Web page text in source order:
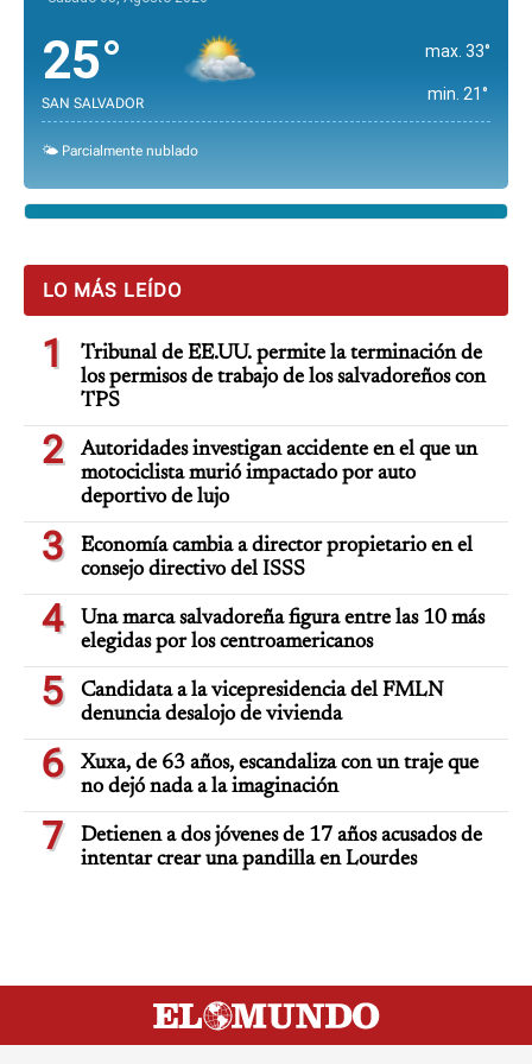
25°
SAN SALVADOR
max. 33°
min. 21°
🌤️ Parcialmente nublado
LO MÁS LEÍDO
1
Tribunal de EE.UU. permite la terminación de
los permisos de trabajo de los salvadoreños con
TPS
2
Autoridades investigan accidente en el que un
motociclista murió impactado por auto
deportivo de lujo
3
Economía cambia a director propietario en el
consejo directivo del ISSS
4
Una marca salvadoreña figura entre las 10 más
elegidas por los centroamericanos
5
Candidata a la vicepresidencia del FMLN
denuncia desalojo de vivienda
6
Xuxa, de 63 años, escandaliza con un traje que
no dejó nada a la imaginación
7
Detienen a dos jóvenes de 17 años acusados de
intentar crear una pandilla en Lourdes